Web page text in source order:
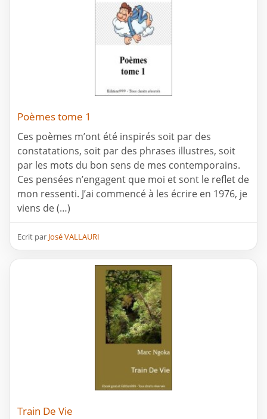
Poèmes tome 1
Ces poèmes m’ont été inspirés soit par des
constatations, soit par des phrases illustres, soit
par les mots du bon sens de mes contemporains.
Ces pensées n’engagent que moi et sont le reflet de
mon ressenti. J’ai commencé à les écrire en 1976, je
viens de (…)
Ecrit par José VALLAURI
Train De Vie